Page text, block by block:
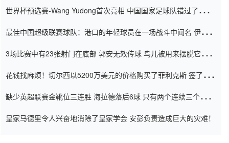
世界杯预选赛-Wang Yudong首次亮相 中国国家足球队错过了世界
最佳中国超级联赛球队：港口的年轻球员在一场战斗中闻名 伊万放
3场比赛中有23张射门在底部 郭安无效传球 鸟儿被用来摆脱它
花钱找麻烦！切尔西以5200万美元的价格购买了菲利克斯 签了7年
缺少英超联赛金靴位三连胜 海拉德落后6球 只有两个连续三个连续
皇家马德里令人兴奋地消除了皇家学会 安彭负责造成巨大的灾难！